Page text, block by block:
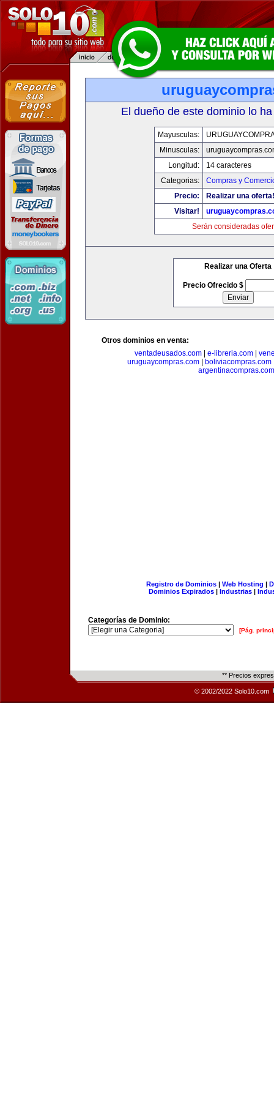
El dueño de este dominio lo
Mayusculas:
Minusculas:
Longitud:
14 caracteres
Categorias:
Compras y
Precio:
Realizar una oferta!
Visitar!
Serán consideradas
Realizar una Oferta
Precio Ofrecido $
Otros dominios en venta:
ventadeusados.com| e-libreria.com|
uruguaycompras.com| boliviacompras.com
argentinacompras.com
Registro de Dominios| Web Hosting |
Dominios Expirados | Industrias |
Categorías de Dominio:
[Pág.
** Precios
© 2002/2022 Solo10.com